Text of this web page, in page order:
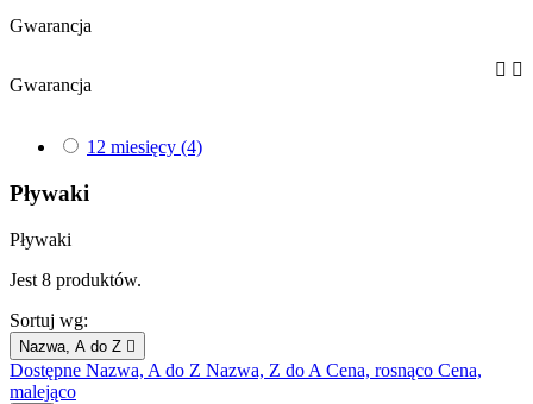
Gwarancja
Gwarancja
 
12 miesięcy (4)
Pływaki
Pływaki
Jest 8 produktów.
Sortuj wg:
Nazwa, A do Z 
Dostępne Nazwa, A do Z Nazwa, Z do A Cena, rosnąco Cena,
malejąco